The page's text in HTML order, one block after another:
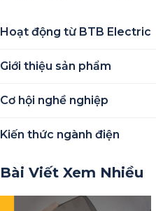
Hoạt động từ BTB Electric
Giới thiệu sản phẩm
Cơ hội nghề nghiệp
Kiến thức ngành điện
Bài Viết Xem Nhiều